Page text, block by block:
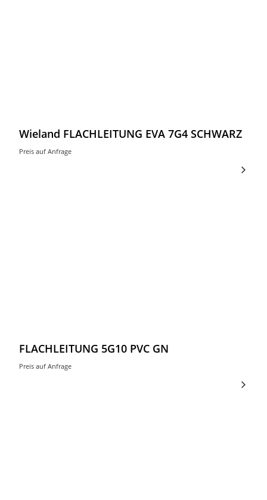
Wieland FLACHLEITUNG EVA 7G4 SCHWARZ
Preis auf Anfrage
FLACHLEITUNG 5G10 PVC GN
Preis auf Anfrage